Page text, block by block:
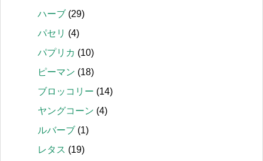
ハーブ (29)
パセリ (4)
パプリカ (10)
ピーマン (18)
ブロッコリー (14)
ヤングコーン (4)
ルバーブ (1)
レタス (19)